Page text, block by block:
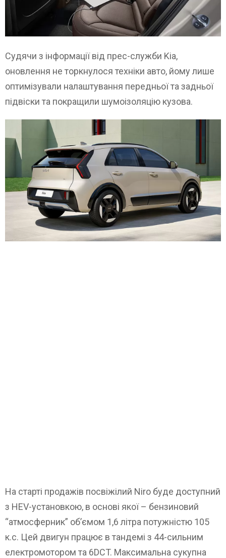
Судячи з інформації від прес-служби Kia,
оновлення не торкнулося техніки авто, йому лише
оптимізували налаштування передньої та задньої
підвіски та покращили шумоізоляцію кузова.
На старті продажів посвіжілий Niro буде доступний
з HEV-установкою, в основі якої – бензиновий
“атмосферник” об’ємом 1,6 літра потужністю 105
к.с. Цей двигун працює в тандемі з 44-сильним
електромотором та 6DCT. Максимальна сукупна